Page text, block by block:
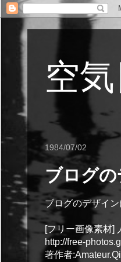
空
1984/07/02
ブログ
ブログのデザイ
[フリー画像素材]
http://free-
著作者